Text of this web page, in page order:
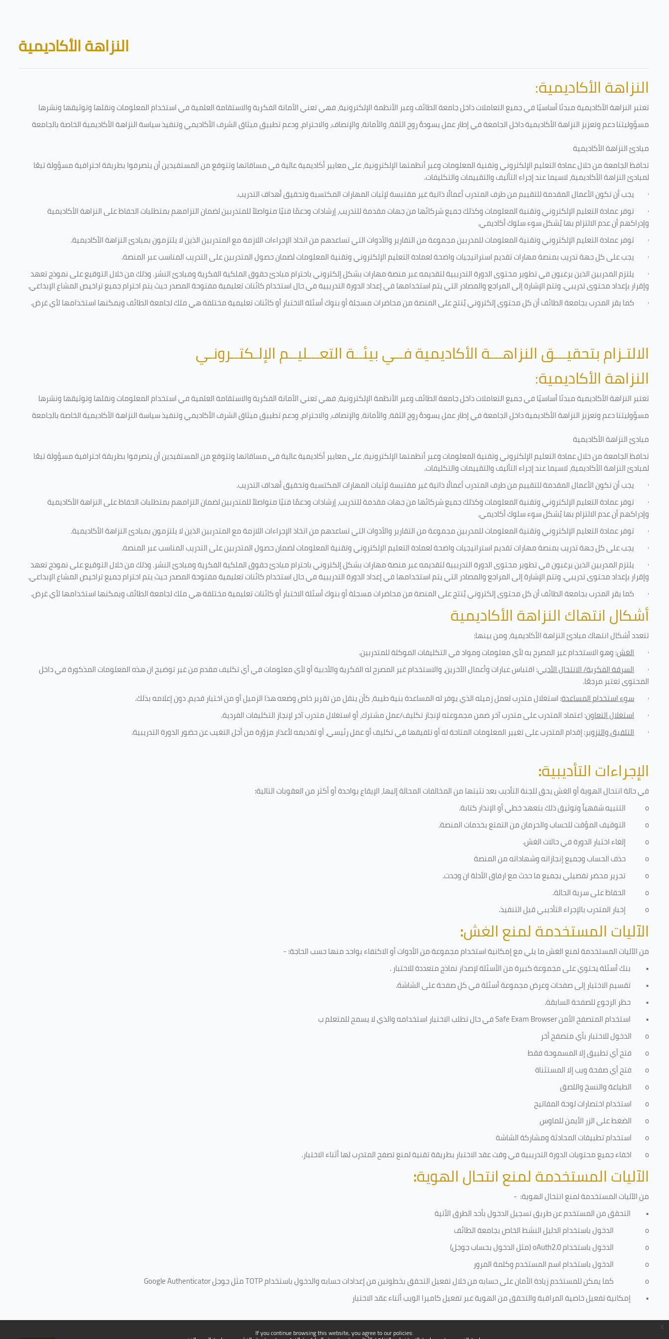
If you continue browsing this website, you agree to our policies:
Blocks
النزاهة الأكاديمية
النزاهة الأكاديمية:
تعتبر النزاهة الأكاديمية مبدئا أساسيًا في جميع التعاملات داخل جامعة الطائف وعبر الأنظمة الإلكترونية، فهي تعني الأمانة الفكرية والاستقامة العلمية في استخدام المعلومات ونقلها وتوثيقها ونشرها
مسؤوليتنا دعم وتعزيز النزاهة الأكاديمية داخل الجامعة في إطار عمل يسودهُ روح الثقة، والأمانة، والإنصاف، والاحترام، ودعم تطبيق ميثاق الشرف الأكاديمي وتنفيذ سياسة النزاهة الأكاديمية الخاصة بالجامعة
مبادئ النزاهة الأكاديمية
تحافظ الجامعة من خلال عمادة التعليم الإلكتروني وتقنية المعلومات وعبر أنظمتها الإلكترونية، على معايير أكاديمية عالية في مساقاتها وتتوقع من المستفيدين أن يتصرفوا بطريقة احترافية مسؤولة تبعًا
لمبادئ النزاهة الأكاديمية، لاسيما عند إجراء التأليف والتقييمات والتكليفات.
· يجب أن تكون الأعمال المقدمة للتقييم من طرف المتدرب أعمالًا ذاتية غير مقتبسة لإثبات المهارات المكتسبة وتحقيق أهداف التدريب.
· توفر عمادة التعليم الإلكتروني وتقنية المعلومات وكذلك جميع شركائها من جهات مقدمة للتدريب، إرشادات ودعمًا فنيًا متواصلاً للمتدربين لضمان التزامهم بمتطلبات الحفاظ على النزاهة الأكاديمية
وإدراكهم أن عدم الالتزام بها يُشكل سوء سلوك أكاديمي.
· توفر عمادة التعليم الإلكتروني وتقنية المعلومات للمدربين مجموعة من التقارير والأدوات التي تساعدهم من اتخاذ الإجراءات اللازمة مع المتدربين الذين لا يلتزمون بمبادئ النزاهة الأكاديمية.
· يجب على كل جهة تدريب بمنصة مهارات تقديم استراتيجيات واضحة لعمادة التعليم الإلكتروني وتقنية المعلومات لضمان حصول المتدربين على التدريب المناسب عبر المنصة.
· يلتزم المدربين الذين يرغبون في تطوير محتوى الدورة التدريبية لتقديمه عبر منصة مهارات بشكل إلكتروني باحترام مبادئ حقوق الملكية الفكرية ومبادئ النشر. وذلك من خلال التوقيع على نموذج تعهد
وإقرار بإعداد محتوى تدريبي. وتتم الإشارة إلى المراجع والمصادر التي يتم استخدامها في إعداد الدورة التدريبية في حال استخدام كائنات تعليمية مفتوحة المصدر حيث يتم احترام جميع تراخيص المشاع الإبداعي.
· كما يقر المدرب بجامعة الطائف أن كل محتوى إلكتروني يُنتج على المنصة من محاضرات مسجلة أو بنوك أسئلة الاختبار أو كائنات تعليمية مختلفة هي ملك لجامعة الطائف ويمكنها استخدامها لأي غرض.
الالتـزام بتحقيـــق النزاهـــة الأكاديمية فــي بيئــة التعـــليــم الإلـكتــرونـي
النزاهة الأكاديمية:
تعتبر النزاهة الأكاديمية مبدئا أساسيًا في جميع التعاملات داخل جامعة الطائف وعبر الأنظمة الإلكترونية، فهي تعني الأمانة الفكرية والاستقامة العلمية في استخدام المعلومات ونقلها وتوثيقها ونشرها
مسؤوليتنا دعم وتعزيز النزاهة الأكاديمية داخل الجامعة في إطار عمل يسودهُ روح الثقة، والأمانة، والإنصاف، والاحترام، ودعم تطبيق ميثاق الشرف الأكاديمي وتنفيذ سياسة النزاهة الأكاديمية الخاصة بالجامعة
مبادئ النزاهة الأكاديمية
تحافظ الجامعة من خلال عمادة التعليم الإلكتروني وتقنية المعلومات وعبر أنظمتها الإلكترونية، على معايير أكاديمية عالية في مساقاتها وتتوقع من المستفيدين أن يتصرفوا بطريقة احترافية مسؤولة تبعًا
لمبادئ النزاهة الأكاديمية، لاسيما عند إجراء التأليف والتقييمات والتكليفات.
· يجب أن تكون الأعمال المقدمة للتقييم من طرف المتدرب أعمالًا ذاتية غير مقتبسة لإثبات المهارات المكتسبة وتحقيق أهداف التدريب.
· توفر عمادة التعليم الإلكتروني وتقنية المعلومات وكذلك جميع شركائها من جهات مقدمة للتدريب، إرشادات ودعمًا فنيًا متواصلاً للمتدربين لضمان التزامهم بمتطلبات الحفاظ على النزاهة الأكاديمية
وإدراكهم أن عدم الالتزام بها يُشكل سوء سلوك أكاديمي.
· توفر عمادة التعليم الإلكتروني وتقنية المعلومات للمدربين مجموعة من التقارير والأدوات التي تساعدهم من اتخاذ الإجراءات اللازمة مع المتدربين الذين لا يلتزمون بمبادئ النزاهة الأكاديمية.
· يجب على كل جهة تدريب بمنصة مهارات تقديم استراتيجيات واضحة لعمادة التعليم الإلكتروني وتقنية المعلومات لضمان حصول المتدربين على التدريب المناسب عبر المنصة.
· يلتزم المدربين الذين يرغبون في تطوير محتوى الدورة التدريبية لتقديمه عبر منصة مهارات بشكل إلكتروني باحترام مبادئ حقوق الملكية الفكرية ومبادئ النشر. وذلك من خلال التوقيع على نموذج تعهد
وإقرار بإعداد محتوى تدريبي. وتتم الإشارة إلى المراجع والمصادر التي يتم استخدامها في إعداد الدورة التدريبية في حال استخدام كائنات تعليمية مفتوحة المصدر حيث يتم احترام جميع تراخيص المشاع الإبداعي.
· كما يقر المدرب بجامعة الطائف أن كل محتوى إلكتروني يُنتج على المنصة من محاضرات مسجلة أو بنوك أسئلة الاختبار أو كائنات تعليمية مختلفة هي ملك لجامعة الطائف ويمكنها استخدامها لأي غرض.
أشكال انتهاك النزاهة الأكاديمية
تتعدد أشكال انتهاك مبادئ النزاهة الأكاديمية، ومن بينها:
· الغش: وهو الاستخدام غير المصرح به لأي معلومات ومواد في التكليفاتالموكلة للمتدربين.
· السرقة الفكرية/ الانتحال الأدبي: اقتباس عبارات وأعمال الآخرين، والاستخدام غير المصرح له الفكرية والأدبية أو لأي معلومات في أي تكليف مقدم من غير توضيح ان هذه المعلومات المذكورة في داخل
المحتوى تعتبر مرجعًا.
· سوء استخدام المساعدة: استغلال متدرب لعمل زميله الذي يوفر له المساعدة بنية طيبة، كأن ينقل من تقرير خاص وضعه هذا الزميل أو من اختبار قديم، دون إعلامه بذلك.
· استغلال التعاون: اعتماد المتدرب على متدرب آخر ضمن مجموعته لإنجاز تكليف/عمل مشترك، أو استغلال متدرب آخر لإنجاز التكليفات الفردية.
· التلفيق والتزوير: إقدام المتدرب على تغيير المعلومات المتاحة له أو تلفيقها في تكليف أو عمل رئيسي، أو تقديمه لأعذار مزوّرة من أجل التغيب عن حضور الدورة التدريبية.
الإجراءات التأديبية:
في حالة انتحال الهوية أو الغش يحق للجنة التأديب بعد تثبتها من المخالفات المحالة إليها، الإيقاع بواحدة أو أكثر من العقوبات التالية:
o
التنبيه شفهياً وتوثيق ذلك بتعهد خطي أو الإنذار كتابة.
o
التوقيف المؤقت للحساب والحرمان من التمتع بخدمات المنصة.
o
إلغاء اختبار الدورة في حالات الغش.
o
حذف الحساب وجميع إنجازاته وشهاداته من المنصة
o
تحرير محضر تفصيلي بجميع ما حدث مع ارفاق الأدلة ان وجدت.
o
الحفاظ على سرية الحالة.
o
إخبار المتدرب بالإجراء التأديبي قبل التنفيذ.
الآليات المستخدمة لمنع الغش:
من الآليات المستخدمة لمنع الغش ما يلي مع إمكانية استخدام مجموعة من الأدوات أو الاكتفاء بواحد منها حسب الحاجة: -
• بنك أسئلة يحتوي على مجموعة كبيرة من الأسئلة لإصدار نماذج متعددة للاختبار.
• تقسيم الاختبار إلى صفحات وعرض مجموعة أسئلة في كل صفحة على الشاشة.
• حظر الرجوع للصفحة السابقة.
• استخدام المتصفح الأمنSafe Exam Browserفي حال تطلب الاختبار استخدامه والذي لا يسمح للمتعلم ب
o
الدخول للاختبار بأي متصفح أخر
o
فتح أي تطبيق إلا المسموحة فقط
o
فتح أي صفحة ويب إلا المستثناة
o
الطباعة والنسخ واللصق
o
استخدام اختصارات لوحة المفاتيح
o
الضغط على الزر الأيمن للماوس
o
استخدام تطبيقات المحادثة ومشاركة الشاشة
o
اخفاء جميع محتويات الدورة التدريبية في وقت عقد الاختبار بطريقة تقنية لمنع تصفح المتدرب لها أثناء الاختبار.
الآليات المستخدمة لمنع انتحال الهوية:
من الآليات المستخدمة لمنعانتحال الهوية: -
• التحقق من المستخدم عن طريق تسجيل الدخول بأحد الطرق الأتية
o
الدخول باستخدام الدليل النشط الخاص بجامعة الطائف
o
الدخول باستخدامoAuth2.0(مثل الدخول بحساب جوجل)
o
الدخول باستخدام اسم المستخدم وكلمة المرور
o
كما يمكن للمستخدم زيادة الأمان على حسابه من خلال تفعيل التحقق بخطوتين من إعدادات حسابه والدخول باستخدامTOTPمثل جوجلGoogle Authenticator
• إمكانية تفعيل خاصية المراقبة والتحقق من الهوية عبر تفعيل كاميرا الويب أثناء عقد الاختبار